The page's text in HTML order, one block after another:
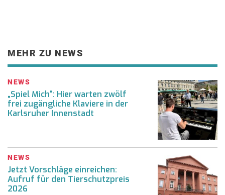
MEHR ZU NEWS
NEWS
„Spiel Mich“: Hier warten zwölf
frei zugängliche Klaviere in der
Karlsruher Innenstadt
NEWS
Jetzt Vorschläge einreichen:
Aufruf für den Tierschutzpreis
2026